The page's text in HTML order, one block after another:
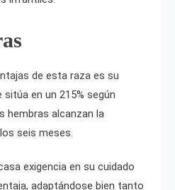
de esta raza es su
en un 215% según
hembras alcanzan la
seis meses.
exigencia en su cuidado
adaptándose bien tanto